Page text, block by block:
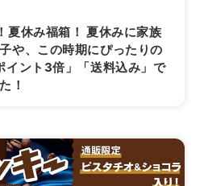
夏休み福箱！ 夏休みに家族
や、この時期にぴったりの
イント3倍」「送料込み」で
！